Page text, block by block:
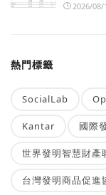
2026/08/
熱門標籤
SocialLab
Kantar 國際
世界發明智慧財產
台灣發明商品促進